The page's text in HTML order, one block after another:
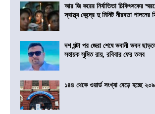
আর জি করের নির্যাতিতা চিকিৎসকের
স্বাস্থ্য কেন্দ্রে দু মিনিট নীরবতা পালনের
দশ ঘন্টা পর জেরা শেষে ভবানী ভবন
সহায়ক সুমিত রায়, রবিবার ফের তলব
১৪৪ থেকে ওয়ার্ড সংখ্যা বেড়ে হচ্ছে ২০৯